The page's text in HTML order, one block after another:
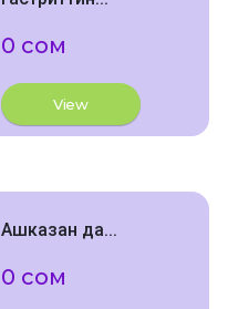
0 сом
View
Ашказан да...
0 сом